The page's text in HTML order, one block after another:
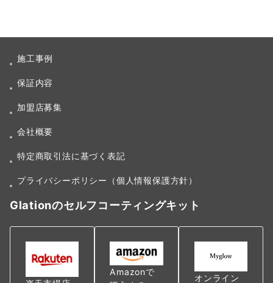
施工事例
保証内容
加盟店募集
会社概要
特定商取引法に基づく表記
プライバシーポリシー（個人情報保護方針）
Glationのセルフコーティングキット
Amazonで
オンライン